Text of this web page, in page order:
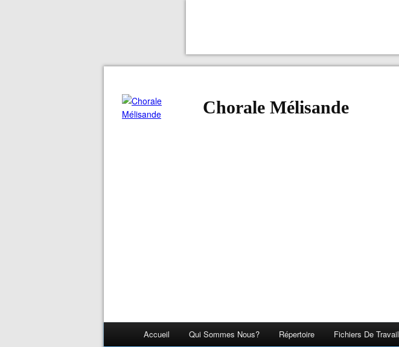
Chorale Mélisande
Accueil Qui Sommes Nous? Répertoire Fichiers De Travail